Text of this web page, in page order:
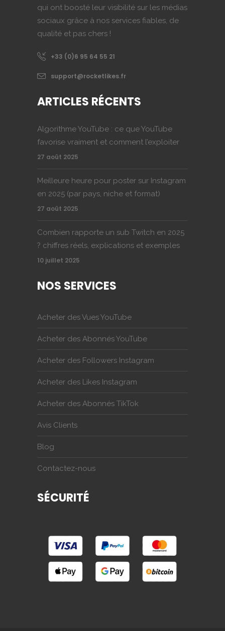
qui ont boosté leur visibilité sur les médias
sociaux grâce à nos services fiables, de
qualité et pas chers !
+33 (0)6 95 64 55 21
support@rocketlikes.fr
ARTICLES RÉCENTS
Algorithme YouTube : ce que YouTube
favorise vraiment et comment l’exploiter
27 août 2025
Meilleure heure pour poster sur Instagram
en 2025 (par pays, niche et format)
27 août 2025
Combien rapporte un sub Twitch en 2025
? chiffres réels, explications et exemples
10 juillet 2025
NOS SERVICES
Acheter des Vues YouTube
Acheter des Abonnés YouTube
Acheter des Followers Instagram
Acheter des Likes Instagram
Acheter des Abonnés TikTok
Avis Clients
Blog
Contactez-nous
SÉCURITÉ